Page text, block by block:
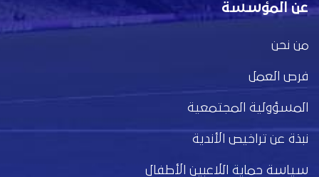
عن المؤسسة
من نحن
فرص العمل
المسؤولية المجتمعية
نبذة عن تراخيص الأندية
سياسة حماية اللاعبين الأطفال